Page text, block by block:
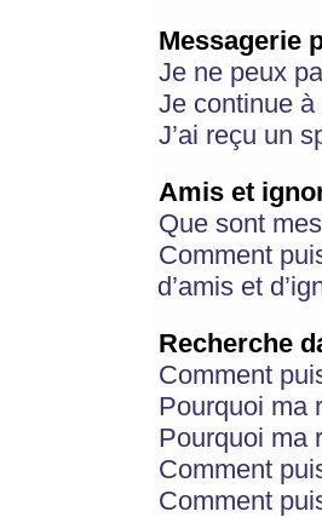
Messagerie
Je ne peux
Je continue
J’ai reçu un
Amis et
Que sont
Comment
d’amis et
Recherche
Comment
Pourquoi ma
Pourquoi ma
Comment
Comment